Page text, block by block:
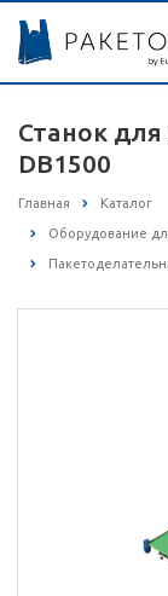
Станок для
DB1500
Главная Каталог
Оборудование